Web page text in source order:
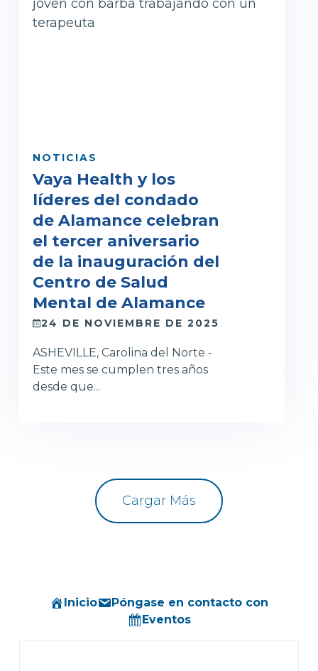
NOTICIAS
Vaya Health y los
líderes del condado
de Alamance celebran
el tercer aniversario
de la inauguración del
Centro de Salud
Mental de Alamance
24 DE NOVIEMBRE DE 2025
ASHEVILLE, Carolina del Norte -
Este mes se cumplen tres años
desde que...
Cargar Más
Inicio
Póngase en contacto con
Eventos